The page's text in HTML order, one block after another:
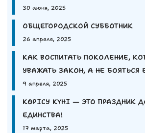
30 июня, 2025
ОБЩЕГОРОДСКОЙ СУББОТНИК
26 апреля, 2025
КАК ВОСПИТАТЬ ПОКОЛЕНИЕ,
УВАЖАТЬ ЗАКОН, А НЕ БОЯТЬСЯ
9 апреля, 2025
КӨРІСУ КҮНІ — ЭТО ПРАЗДНИК
ЕДИНСТВА!
17 марта, 2025